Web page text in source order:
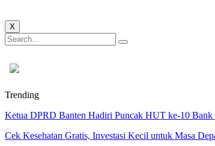
X
Trending
Ketua DPRD Banten Hadiri Puncak HUT ke-10 Bank
Cek Kesehatan Gratis, Investasi Kecil untuk Masa